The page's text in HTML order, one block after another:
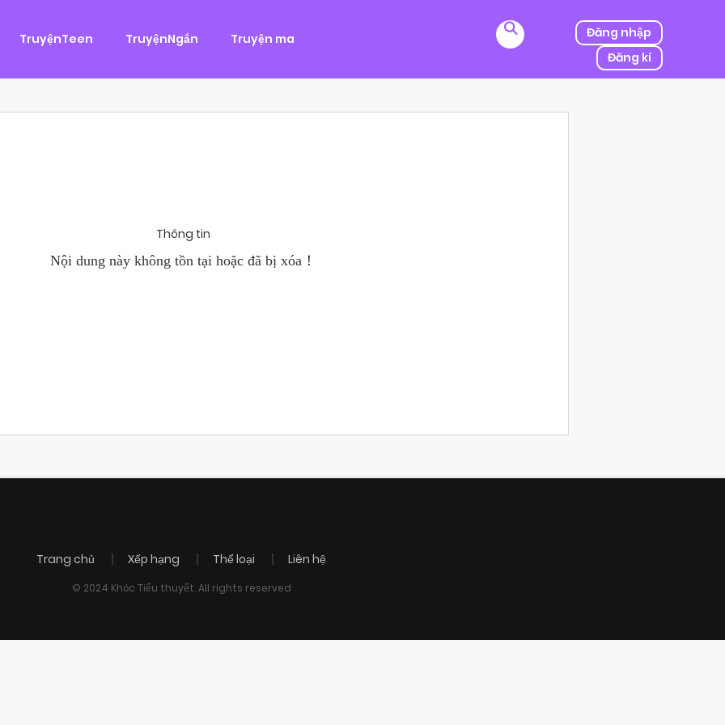
TruyệnTeen TruyệnNgắn Truyện ma
Đăng nhập
Đăng kí
Tình Cảm
Hùng, một tên cướp biển chân chính. Cho đến một ngày, cô bị kẻ thù của ba mình bắt cóc, người được mệnh danh
Chánh Uy săn lùng ba của Nhã Thụy và...
Thông tin
Nội dung này không tồn tại hoặc đã bị xóa！
Trang chủ Xếp hạng Thể loại Liên hệ
© 2024 Khóc Tiểu thuyết. All rights reserved